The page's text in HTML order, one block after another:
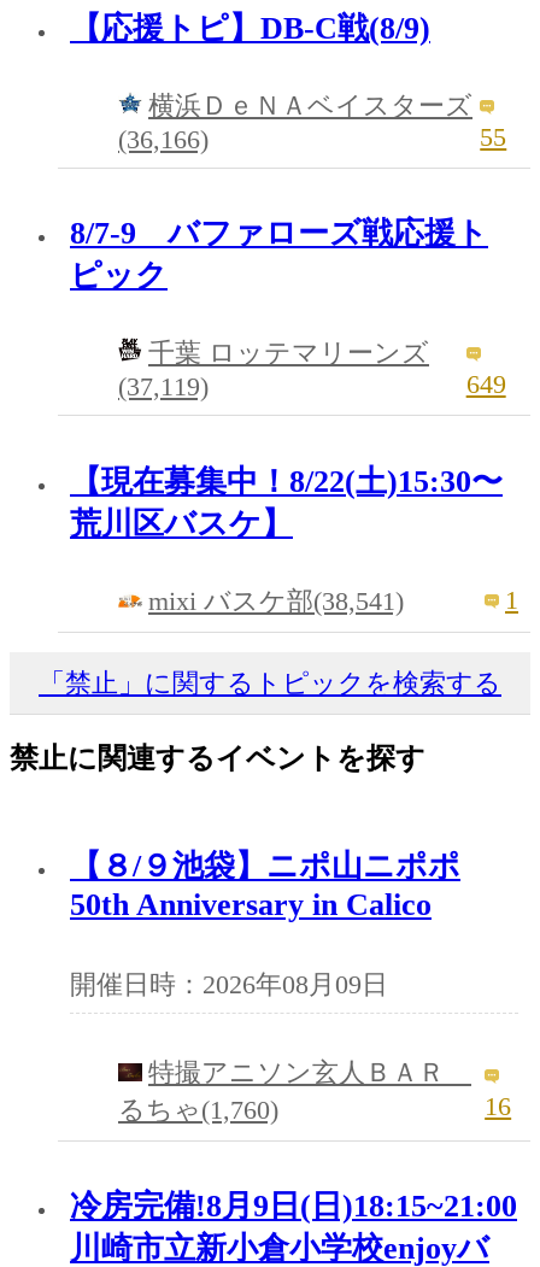
【応援トピ】DB-C戦(8/9)
横浜ＤｅＮＡベイスターズ
(36,166)
55
8/7-9 バファローズ戦応援ト
ピック
千葉 ロッテマリーンズ
(37,119)
649
【現在募集中！8/22(土)15:30〜
荒川区バスケ】
mixi バスケ部(38,541) 1
「禁止」に関するトピックを検索する
禁止に関連するイベントを探す
【８/９池袋】ニポ山ニポポ
50th Anniversary in Calico
開催日時：2026年08月09日
特撮アニソン玄人ＢＡＲ
るちゃ(1,760)
16
冷房完備!8月9日(日)18:15~21:00
川崎市立新小倉小学校enjoyバ